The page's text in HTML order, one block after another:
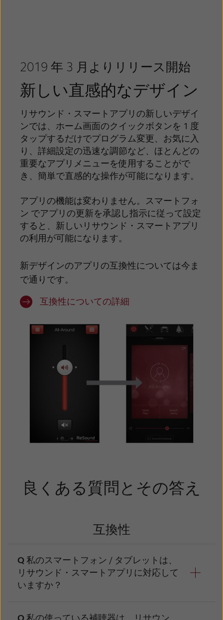
2019 年 3 月よりリリース開始
新しい直感的なデザイン
リサウンド・スマートアプリの新しいデザイ
ンでは、ホーム画面のクイックボタンを 1 度
タップするだけでプログラム変更、お気に入
り、詳細設定の迅速な調節など、ほとんどの
重要なアプリメニューを使用することがで
き、簡単で直感的な操作が可能になります。
アプリの機能は変わりません。スマートフォ
ン でアプリの更新を承認し指示に従って設定
すると、新しいリサウンド・スマートアプリ
の利用が可能になります。
新デザインのアプリの互換性については今ま
で通りです。
互換性についての詳細
良くある質問とその答え
互換性
私のスマートフォン / タブレットは、
リサウンド・スマートアプリに対応して
いますか？